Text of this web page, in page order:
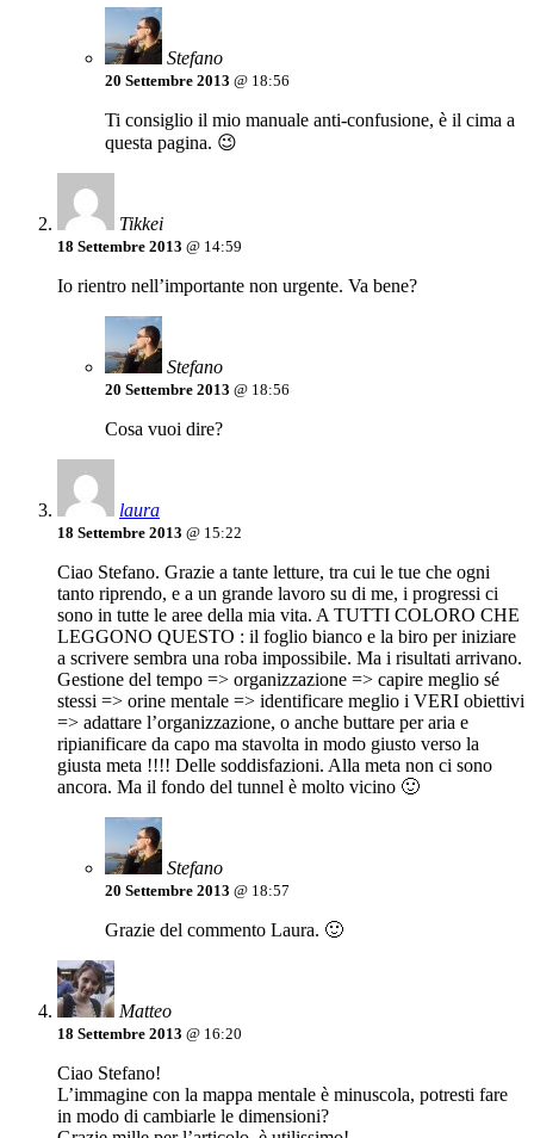
Stefano
20 Settembre 2013 @ 18:56
Ti consiglio il mio manuale anti-confusione, è il cima a
questa pagina. 😉
Tikkei
18 Settembre 2013 @ 14:59
Io rientro nell’importante non urgente. Va bene?
Stefano
20 Settembre 2013 @ 18:56
Cosa vuoi dire?
laura
18 Settembre 2013 @ 15:22
Ciao Stefano. Grazie a tante letture, tra cui le tue che ogni
tanto riprendo, e a un grande lavoro su di me, i progressi ci
sono in tutte le aree della mia vita. A TUTTI COLORO CHE
LEGGONO QUESTO : il foglio bianco e la biro per iniziare
a scrivere sembra una roba impossibile. Ma i risultati arrivano.
Gestione del tempo => organizzazione => capire meglio sé
stessi => orine mentale => identificare meglio i VERI obiettivi
=> adattare l’organizzazione, o anche buttare per aria e
ripianificare da capo ma stavolta in modo giusto verso la
giusta meta !!!! Delle soddisfazioni. Alla meta non ci sono
ancora. Ma il fondo del tunnel è molto vicino 🙂
Stefano
20 Settembre 2013 @ 18:57
Grazie del commento Laura. 🙂
Matteo
18 Settembre 2013 @ 16:20
Ciao Stefano!
L’immagine con la mappa mentale è minuscola, potresti fare
in modo di cambiarle le dimensioni?